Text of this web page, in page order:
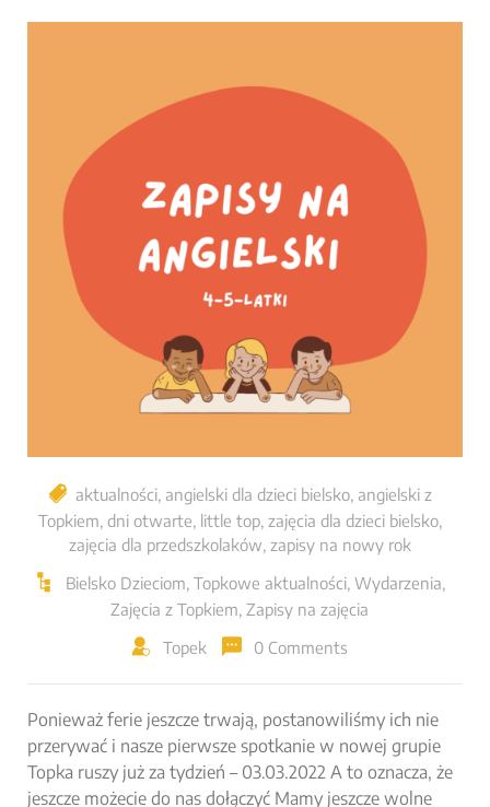
aktualności, angielski dla dzieci bielsko, angielski z
Topkiem, dni otwarte, little top, zajęcia dla dzieci bielsko,
zajęcia dla przedszkolaków, zapisy na nowy rok
Bielsko Dzieciom, Topkowe aktualności, Wydarzenia,
Zajęcia z Topkiem, Zapisy na zajęcia
Topek
0 Comments
Ponieważ ferie jeszcze trwają, postanowiliśmy ich nie
przerywać i nasze pierwsze spotkanie w nowej grupie
Topka ruszy już za tydzień – 03.03.2022 A to oznacza, że
jeszcze możecie do nas dołączyć Mamy jeszcze wolne